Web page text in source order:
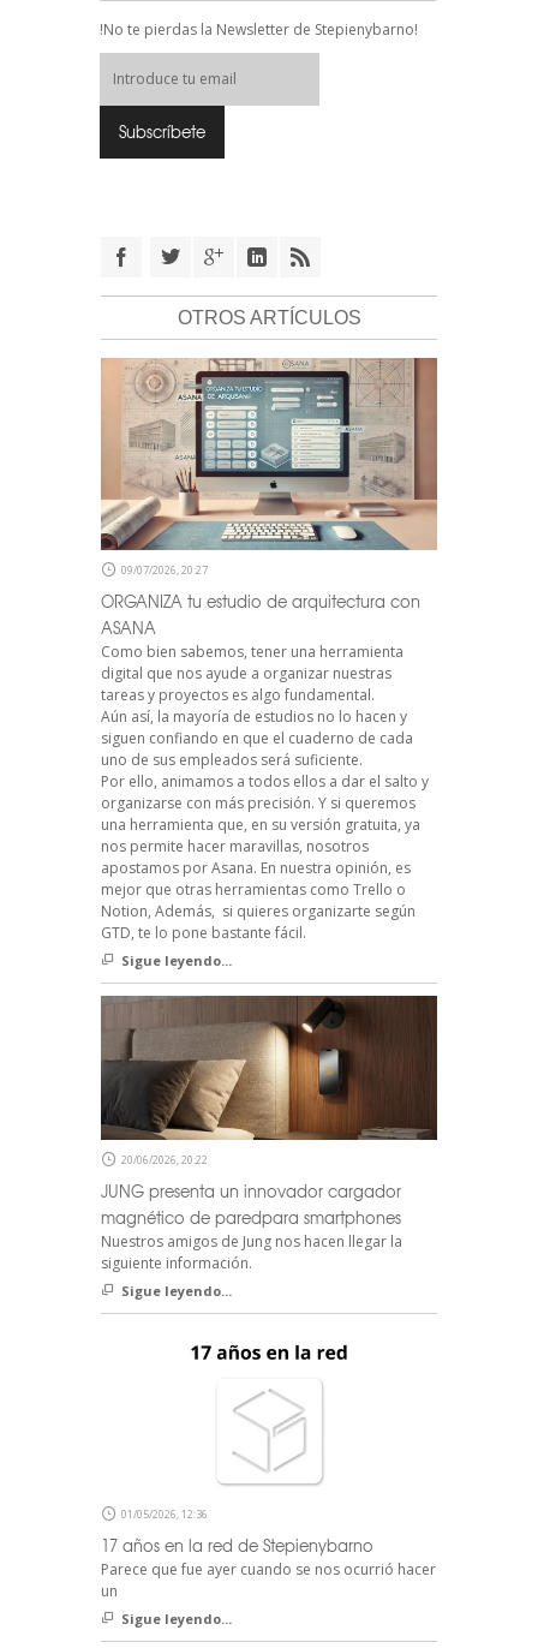
!No te pierdas la Newsletter de Stepienybarno!
OTROS ARTÍCULOS
09/07/2026, 20:27
ORGANIZA tu estudio de arquitectura con
ASANA
Como bien sabemos, tener una herramienta
digital que nos ayude a organizar nuestras
tareas y proyectos es algo fundamental.
Aún así, la mayoría de estudios no lo hacen y
siguen confiando en que el cuaderno de cada
uno de sus empleados será suficiente.
Por ello, animamos a todos ellos a dar el salto y
organizarse con más precisión. Y si queremos
una herramienta que, en su versión gratuita, ya
nos permite hacer maravillas, nosotros
apostamos por Asana. En nuestra opinión, es
mejor que otras herramientas como Trello o
Notion, Además, si quieres organizarte según
GTD, te lo pone bastante fácil.
Sigue leyendo...
20/06/2026, 20:22
JUNG presenta un innovador cargador
magnético de paredpara smartphones
Nuestros amigos de Jung nos hacen llegar la
siguiente información.
Sigue leyendo...
01/05/2026, 12:36
17 años en la red de Stepienybarno
Parece que fue ayer cuando se nos ocurrió hacer
un
Sigue leyendo...